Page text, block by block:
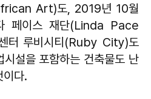
Art)도, 2019년 10월
페이스 재단(Linda Pace
터 루비시티(Ruby City)도
설을 포함하는 건축물도 난
이다.